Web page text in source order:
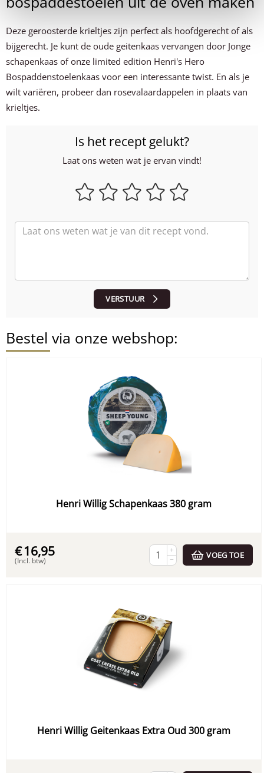
Deze geroosterde krieltjes zijn perfect als hoofdgerecht of als
bijgerecht. Je kunt de oude geitenkaas vervangen door Jonge
schapenkaas of onze limited edition Henri's Hero
Bospaddenstoelenkaas voor een interessante twist. En als je
wilt variëren, probeer dan rosevalaardappelen in plaats van
krieltjes.
Is het recept gelukt?
Laat ons weten wat je ervan vindt!
VERSTUUR
Bestel via onze webshop:
Henri Willig Schapenkaas 380 gram
€16,95
(Incl. btw)
+
−
VOEG TOE
Henri Willig Geitenkaas Extra Oud 300 gram